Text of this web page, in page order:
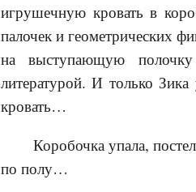
игрушечную кровать в
палочек и геометрических
на выступающую
литературой. И только
кровать…
Коробочка упала,
по полу…